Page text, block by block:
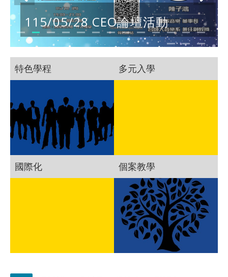
115/05/28 CEO論壇活動
特色學程 多元入學
國際化 個案教學